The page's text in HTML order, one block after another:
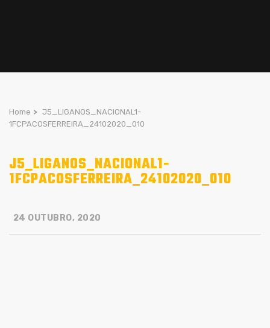
Home > J5_LIGANOS_NACIONAL1-
1FCPACOSFERREIRA_24102020_010
J5_LIGANOS_NACIONAL1-
1FCPACOSFERREIRA_24102020_010
24 OUTUBRO, 2020